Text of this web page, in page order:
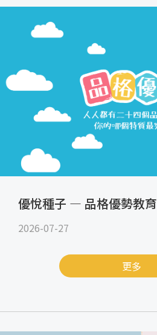
優悅種子 — 品格優勢教育
2026-07-27
更多